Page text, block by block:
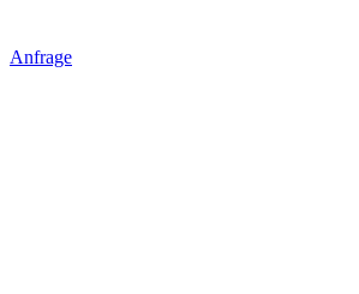
Anfrage